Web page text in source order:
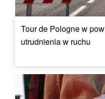
Tour de Pologne w
utrudnienia w ruchu